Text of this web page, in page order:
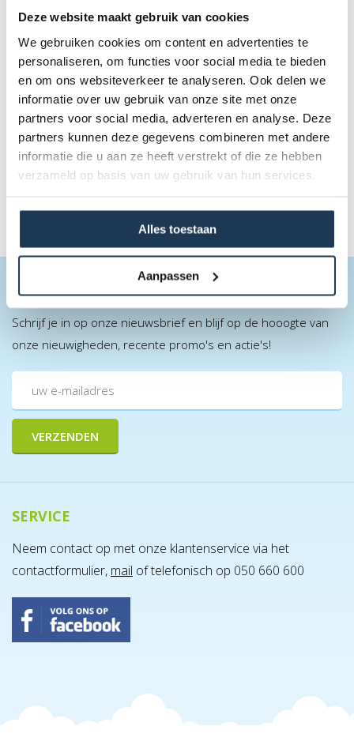
Deze website maakt gebruik van cookies
We gebruiken cookies om content en advertenties te
personaliseren, om functies voor social media te bieden
en om ons websiteverkeer te analyseren. Ook delen we
informatie over uw gebruik van onze site met onze
partners voor social media, adverteren en analyse. Deze
partners kunnen deze gegevens combineren met andere
informatie die u aan ze heeft verstrekt of die ze hebben
verzameld op basis van uw gebruik van hun services.
Alles toestaan
Aanpassen
Trampoline incl. safety net - diameter 430cm -
Verhuur
€ 150,00
Incl. BTW
BLIJF OP DE HOOGTE
Schrijf je in op onze nieuwsbrief en blijf op de hooogte van
onze nieuwigheden, recente promo's en actie's!
SERVICE
Neem contact op met onze klantenservice via het
contactformulier, mail of telefonisch op 050 660 600